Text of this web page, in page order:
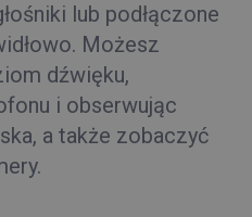
lub podłączone
Możesz
dźwięku,
i obserwując
a także zobaczyć